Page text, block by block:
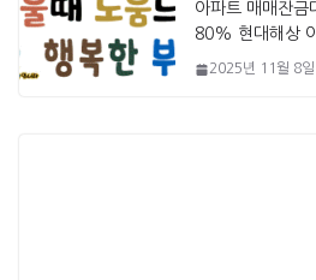
아파트 매매잔금
80% 현대해상